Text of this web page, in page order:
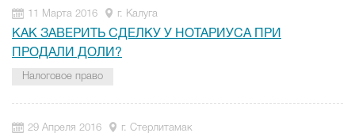
11 Марта 2016 г. Калуга
КАК ЗАВЕРИТЬ СДЕЛКУ У НОТАРИУСА ПРИ
ПРОДАЛИ ДОЛИ?
Налоговое право
29 Апреля 2016 г. Стерлитамак